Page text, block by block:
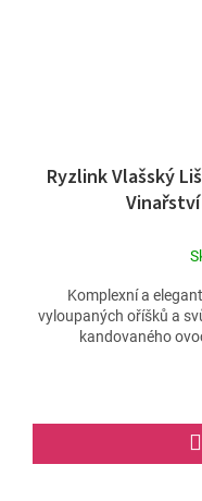
Ryzlink Vlašský
Komplexní a
vyloupaných oříšků a
kandovaného